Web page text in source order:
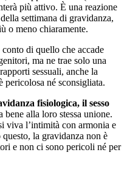
più attivo. È una reazione
settimana di gravidanza,
o meno chiaramente.
di quello che accade
ma ne trae solo una
sessuali, anche la
pericolosa né sconsigliata.
fisiologica, il sesso
bene alla loro stessa unione.
viva l’intimità con armonia e
questo, la gravidanza non è
e non ci sono pericoli né per